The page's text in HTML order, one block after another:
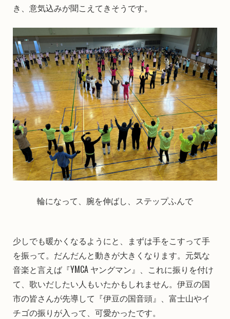
き、意気込みが聞こえてきそうです。
輪になって、腕を伸ばし、ステップふんで
少しでも暖かくなるようにと、まずは手をこすって手
を振って。だんだんと動きが大きくなります。元気な
音楽と言えば『YMCA ヤングマン』、これに振りを付け
て、歌いだしたい人もいたかもしれません。伊豆の国
市の皆さんが先導して『伊豆の国音頭』、富士山やイ
チゴの振りが入って、可愛かったです。